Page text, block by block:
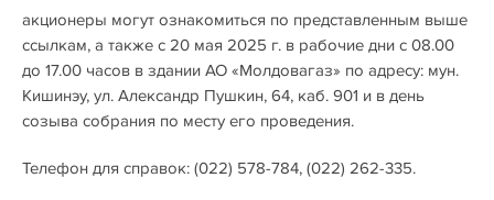
акционеры могут ознакомиться по представленным выше
ссылкам, а также с 20 мая 2025 г. в рабочие дни с 08.00
до 17.00 часов в здании АО «Молдовагаз» по адресу: мун.
Кишинэу, ул. Александр Пушкин, 64, каб. 901 и в день
созыва собрания по месту его проведения.
Телефон для справок: (022) 578-784, (022) 262-335.